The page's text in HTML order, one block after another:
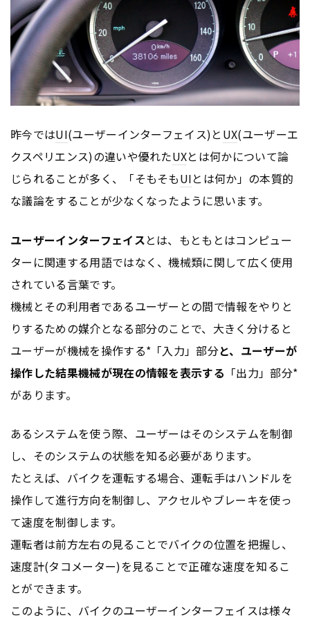
昨今ではUI(ユーザーインターフェイス)と UX(ユーザーエ
クスペリエンス)の違いや優れたUXとは何かについて論
じられることが多く、「そもそもUIとは何か」の本質的
な議論をすることが少なくなったように思います。
ユーザーインターフェイスとは、もともとはコンピュー
ターに関連する用語ではなく、機械類に関して広く使用
されている言葉です。
機械とその利用者であるユーザーとの間で情報をやりと
りするための媒介となる部分のことで、大きく分けると
ユーザーが機械を操作する*「入力」部分と、ユーザーが
操作した結果機械が現在の情報を表示する 「出力」部分*
があります。
あるシステムを使う際、ユーザーはそのシステムを制御
し、そのシステムの状態を知る必要があります。
たとえば、バイクを運転する場合、運転手はハンドルを
操作して進行方向を制御し、アクセルやブレーキを使っ
て速度を制御します。
運転者は前方左右の見ることでバイクの位置を把握し、
速度計(タコメーター)を見ることで正確な速度を知るこ
とができます。
このように、バイクのユーザーインターフェイスは様々